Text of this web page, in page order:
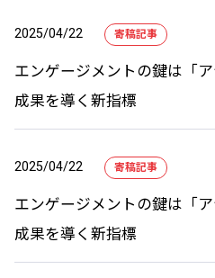
2025/04/22 寄稿記事
エンゲージメントの鍵は「
成果を導く新指標
2025/04/22 寄稿記事
エンゲージメントの鍵は「
成果を導く新指標